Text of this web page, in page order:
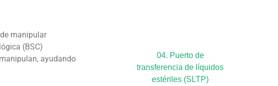
manipular
(BSC)
ayudando
04. Puerto de
transferencia de líquidos
estériles (SLTP)